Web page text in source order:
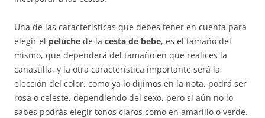
Una de las características que debes tener en cuenta para
elegir el peluche de la cesta de bebe, es el tamaño del
mismo, que dependerá del tamaño en que realices la
canastilla, y la otra característica importante será la
elección del color, como ya lo dijimos en la nota, podrá ser
rosa o celeste, dependiendo del sexo, pero si aún no lo
sabes podrás elegir tonos claros como en amarillo o verde.